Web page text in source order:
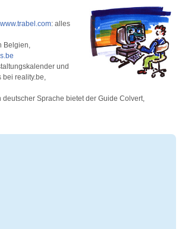
www.trabel.com: alles
Belgien,
und
bei reality.be,
deutscher Sprache bietet der Guide Colvert,